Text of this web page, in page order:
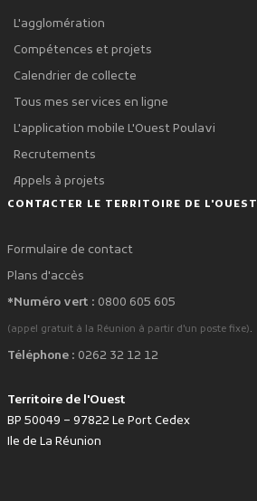
L'agglomération
Compétences et projets
Calendrier de collecte
Tous mes services en ligne
L'application mobile L'Ouest Poulavi
Recrutements
Appels à projets
CONTACTER LE TERRITOIRE DE L'OUEST
Formulaire de contact
Plans d'accès
*Numéro vert : 0800 605 605
(appel gratuit à la Réunion à partir d'un poste fixe).
Téléphone : 0262 32 12 12
Territoire de l'Ouest
BP 50049 – 97822 Le Port Cedex
Ile de La Réunion